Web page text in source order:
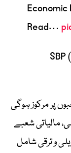
Read…
پر مرکوز ہوگی
مالیاتی شعبے
و ترقی شامل